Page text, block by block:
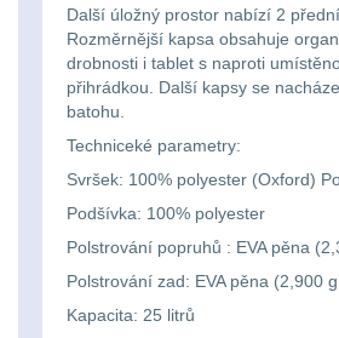
Svítilny
pro
AA/AAA/14500
Ion
baterie
Svítilny
tašky
Přepravne
tašky
zbraně
Hydratační
vaky
vzdálenost
Monokuláry
Príslušenstvo
pre
optiku
Taktické svietidlá10
Lucerny a kempingové
lampy
1
Potápačské svetlá2
Kapesní svítilny4
Policejní svítilny4
Další úložný prostor nabízí 2
Rozměrnější kapsa obsahuje
drobnosti i tablet s naproti
přihrádkou. Další kapsy se
batohu.
Techniceké parametry:
Svršek: 100% polyester (Oxford)
Podšívka: 100% polyester
Polstrování popruhů : EVA pěna
Polstrování zad: EVA pěna (2,900 g
Kapacita: 25 litrů